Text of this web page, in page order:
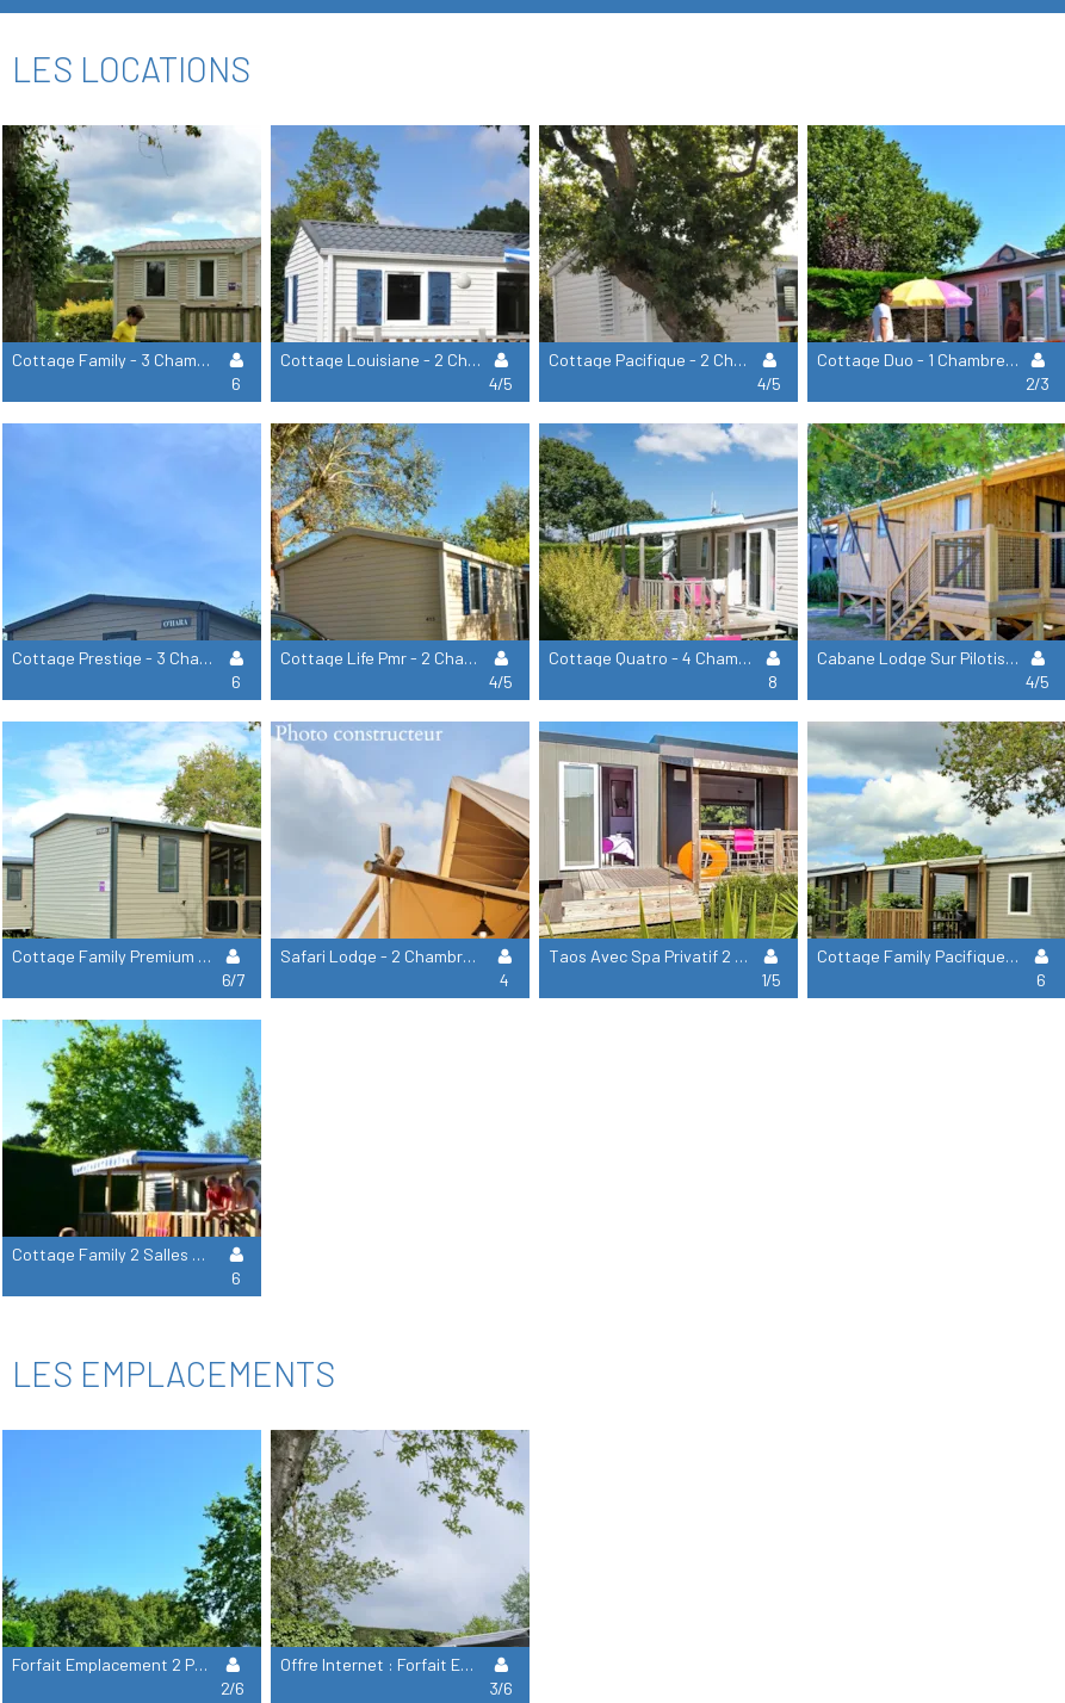
LES LOCATIONS
Cottage Family - 3 Chambres : 32 M² + 11 M² Terrasse
6
Cottage Louisiane - 2 Chambres : 31 M² + 15 M² Terrasse Semi-Couverte
4/5
Cottage Pacifique - 2 Chambres : 27 M² + 9 M² Terrasse Couverte
4/5
Cottage Duo - 1 Chambre : 21 M² + 11 M² Terrasse
2/3
Cottage Prestige - 3 Chambres : 37 M² + 18 M² De Terrasse Semi Couverte
6
Cottage Life Pmr - 2 Chambres : 32 M² + 15 M² De Terrasse Semi-Couverte
4/5
Cottage Quatro - 4 Chambres : 39 M² + 15 M² Terrasse Semi Couverte
8
Cabane Lodge Sur Pilotis - 2 Chambres : 32 M² + Terrasse 11 M² Couverte
4/5
Cottage Family Premium - 3 Chambres : 33M² + 15 M² De Terrasse Semi-Couverte
6/7
Safari Lodge - 2 Chambres : 26M² - Terrasse Semi-Couverte 12 M² 4 Pers.
4
Taos Avec Spa Privatif 2 Chambres Avec Terrasse Semi Couverte 5P
1/5
Cottage Family Pacifique - 3 Chambres : 30M² + 9 M² Terrasse
6
Cottage Family 2 Salles De Bain - 3 Chambres : 37 M² + 18 M² De Terrasse Semi Couverte
6
LES EMPLACEMENTS
Forfait Emplacement 2 Pers + Électricité + Voiture + Tente Ou Caravane
2/6
Offre Internet : Forfait Emplacement + Électricité + Voiture Ou Camping Car Ou Tente Ou Caravane
3/6